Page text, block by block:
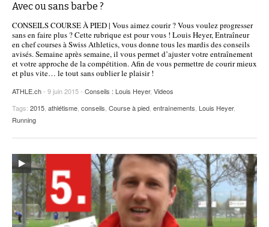
Avec ou sans barbe ?
CONSEILS COURSE À PIED | Vous aimez courir ? Vous voulez progresser
sans en faire plus ? Cette rubrique est pour vous ! Louis Heyer, Entraîneur
en chef courses à Swiss Athletics, vous donne tous les mardis des conseils
avisés. Semaine après semaine, il vous permet d’ajuster votre entraînement
et votre approche de la compétition. Afin de vous permettre de courir mieux
et plus vite… le tout sans oublier le plaisir !
ATHLE.ch- 9 juin 2015 - Conseils : Louis Heyer, Videos
Tags: 2015, athlétisme, conseils, Course à pied, entraînements, Louis Heyer,
Running